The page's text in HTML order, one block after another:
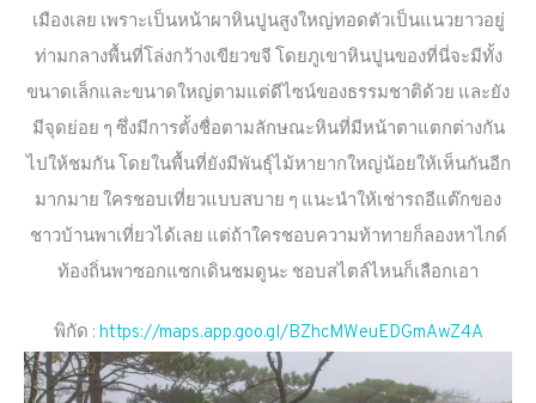
เมืองเลย เพราะเป็นหน้าผาหินปูนสูงใหญ่ทอดตัวเป็นแนวยาวอยู่
ท่ามกลางพื้นที่โล่งกว้างเขียวขจี โดยภูเขาหินปูนของที่นี่จะมีทั้ง
ขนาดเล็กและขนาดใหญ่ตามแต่ดีไซน์ของธรรมชาติด้วย และยัง
มีจุดย่อย ๆ ซึ่งมีการตั้งชื่อตามลักษณะหินที่มีหน้าตาแตกต่างกัน
ไปให้ชมกัน โดยในพื้นที่ยังมีพันธุ์ไม้หายากใหญ่น้อยให้เห็นกันอีก
มากมาย ใครชอบเที่ยวแบบสบาย ๆ แนะนำให้เช่ารถอีแต๊กของ
ชาวบ้านพาเที่ยวได้เลย แต่ถ้าใครชอบความท้าทายก็ลองหาไกด์
ท้องถิ่นพาซอกแซกเดินชมดูนะ ชอบสไตล์ไหนก็เลือกเอา
พิกัด : https://maps.app.goo.gl/BZhcMWeuEDGmAwZ4A